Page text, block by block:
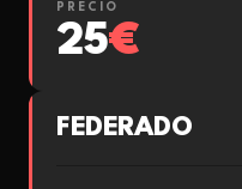
PRECIO
25€
FEDERADO